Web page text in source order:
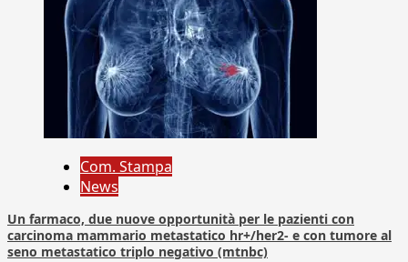
Com. Stampa
News
Un farmaco, due nuove opportunità per le pazienti con
carcinoma mammario metastatico hr+/her2- e con tumore al
seno metastatico triplo negativo (mtnbc)